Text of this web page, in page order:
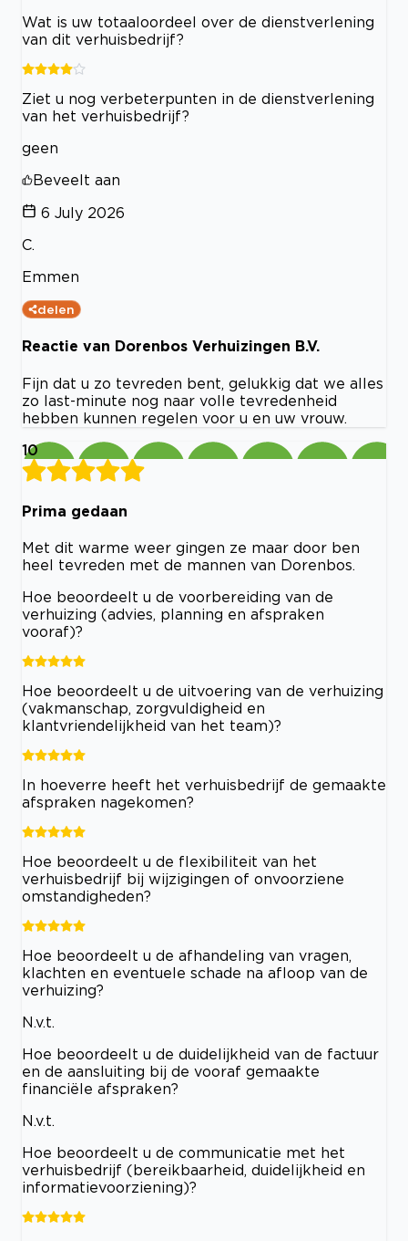
Wat is uw totaaloordeel over de dienstverlening
van dit verhuisbedrijf?
Ziet u nog verbeterpunten in de dienstverlening
van het verhuisbedrijf?
geen
Beveelt aan
6 July 2026
C.
Emmen
delen
Reactie van Dorenbos Verhuizingen B.V.
Fijn dat u zo tevreden bent, gelukkig dat we alles
zo last-minute nog naar volle tevredenheid
hebben kunnen regelen voor u en uw vrouw.
10
Prima gedaan
Met dit warme weer gingen ze maar door ben
heel tevreden met de mannen van Dorenbos.
Hoe beoordeelt u de voorbereiding van de
verhuizing (advies, planning en afspraken
vooraf)?
Hoe beoordeelt u de uitvoering van de verhuizing
(vakmanschap, zorgvuldigheid en
klantvriendelijkheid van het team)?
In hoeverre heeft het verhuisbedrijf de gemaakte
afspraken nagekomen?
Hoe beoordeelt u de flexibiliteit van het
verhuisbedrijf bij wijzigingen of onvoorziene
omstandigheden?
Hoe beoordeelt u de afhandeling van vragen,
klachten en eventuele schade na afloop van de
verhuizing?
N.v.t.
Hoe beoordeelt u de duidelijkheid van de factuur
en de aansluiting bij de vooraf gemaakte
financiële afspraken?
N.v.t.
Hoe beoordeelt u de communicatie met het
verhuisbedrijf (bereikbaarheid, duidelijkheid en
informatievoorziening)?